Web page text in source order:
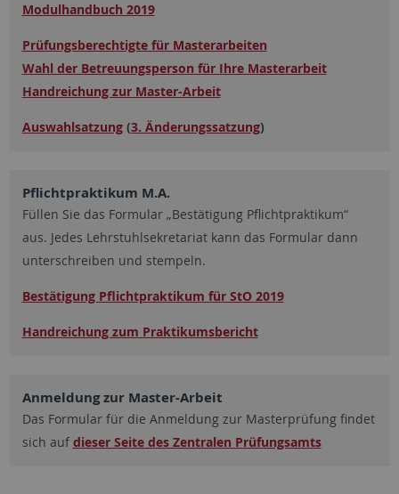
Modulhandbuch 2019
Prüfungsberechtigte für Masterarbeiten
Wahl der Betreuungsperson für Ihre Masterarbeit
Handreichung zur Master-Arbeit
Auswahlsatzung(3. Änderungssatzung)
Pflichtpraktikum M.A.
Füllen Sie das Formular „Bestätigung Pflichtpraktikum“
aus. Jedes Lehrstuhlsekretariat kann das Formular dann
unterschreiben und stempeln.
Bestätigung Pflichtpraktikum für StO 2019
Handreichung zum Praktikumsbericht
Anmeldung zur Master-Arbeit
Das Formular für die Anmeldung zur Masterprüfung findet
sich auf dieser Seite des Zentralen Prüfungsamts